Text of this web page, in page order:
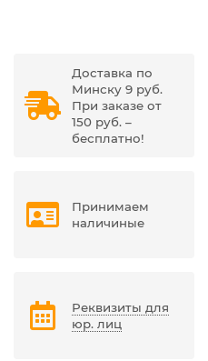
Доставка по
Минску 9 руб.
При заказе от
150 руб. –
бесплатно!
Принимаем
наличиные
Реквизиты для
юр. лиц